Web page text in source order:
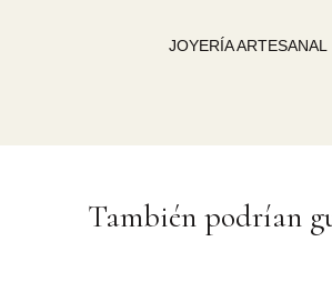
JOYERÍA ARTESANAL
También podrían